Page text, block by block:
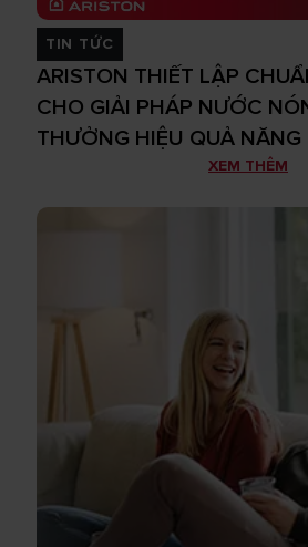
TIN TỨC
ARISTON THIẾT LẬP
CHO GIẢI PHÁP NƯỚC
THƯỞNG HIỆU QUẢ
XEM THÊM